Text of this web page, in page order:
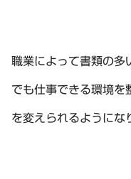
職業によって書類の多
でも仕事できる環境を
を変えられるようにな